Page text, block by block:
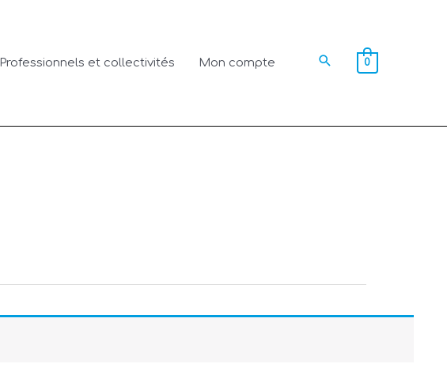
Professionnels et collectivités Mon compte Rechercher
0